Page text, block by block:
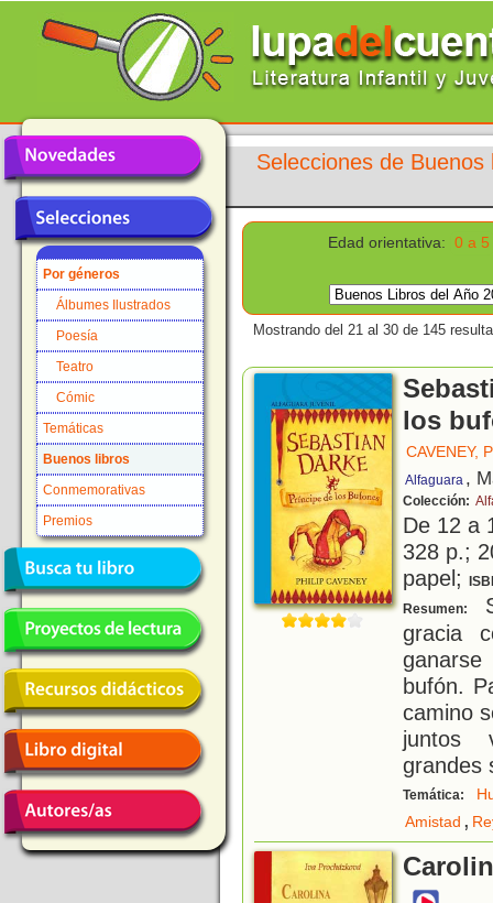
Por géneros
Álbumes Ilustrados
Poesía
Teatro
Cómic
Temáticas
Buenos libros
Conmemorativas
Premios
Selecciones de Buenos
Edad orientativa: 0 a 5
Mostrando del 21 al 30 de 145
los
CAVENEY,
Alfaguara ,
Colección:
De 12 a
328 p.;
papel;
Resumen:
gracia
bufón.
camino
juntos
grandes
Temática:
Amistad ,